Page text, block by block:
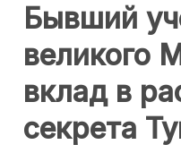
Бывший
великого
вклад в
секрета